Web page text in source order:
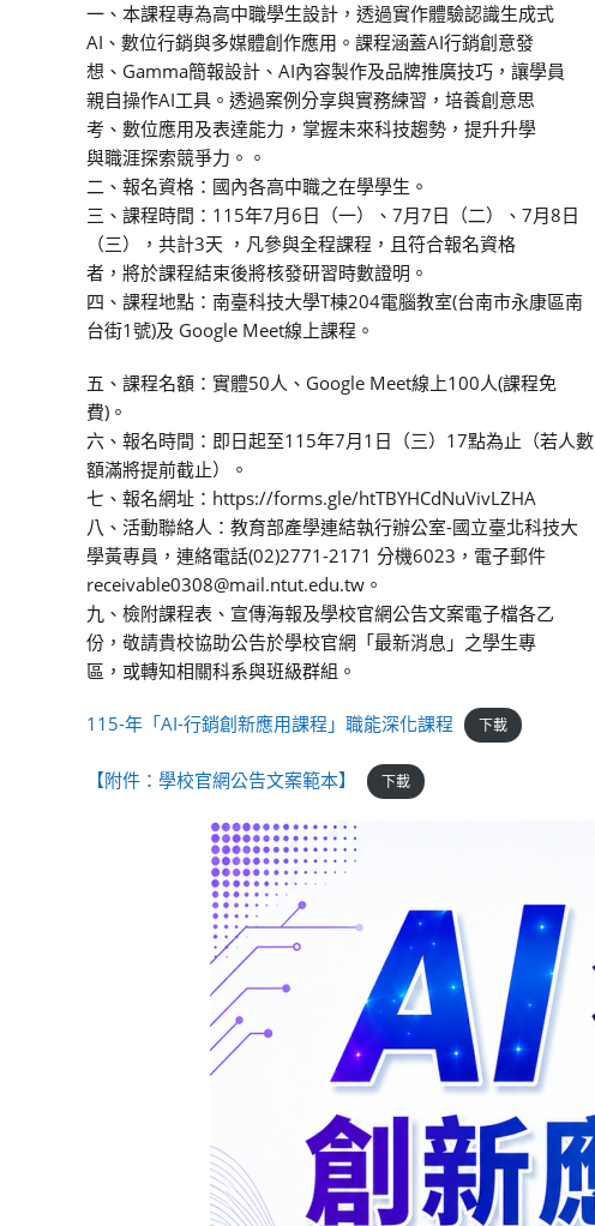
一、本課程專為高中職學生設計，透過實作體驗認識生成式
AI、數位行銷與多媒體創作應用。課程涵蓋AI行銷創意發
想、Gamma簡報設計、AI內容製作及品牌推廣技巧，讓學員
親自操作AI工具。透過案例分享與實務練習，培養創意思
考、數位應用及表達能力，掌握未來科技趨勢，提升升學
與職涯探索競爭力。。
二、報名資格：國內各高中職之在學學生。
三、課程時間：115年7月6日（一）、7月7日（二）、7月8日
（三），共計3天 ，凡參與全程課程，且符合報名資格
者，將於課程結束後將核發研習時數證明。
四、課程地點：南臺科技大學T棟204電腦教室(台南市永康區南
台街1號)及 Google Meet線上課程。
五、課程名額：實體50人、Google Meet線上100人(課程免
費)。
六、報名時間：即日起至115年7月1日（三）17點為止（若人數
額滿將提前截止）。
七、報名網址：https://forms.gle/htTBYHCdNuVivLZHA
八、活動聯絡人：教育部產學連結執行辦公室-國立臺北科技大
學黃專員，連絡電話(02)2771-2171 分機6023，電子郵件
receivable0308@mail.ntut.edu.tw。
九、檢附課程表、宣傳海報及學校官網公告文案電子檔各乙
份，敬請貴校協助公告於學校官網「最新消息」之學生專
區，或轉知相關科系與班級群組。
115-年「AI-行銷創新應用課程」職能深化課程 下載
【附件：學校官網公告文案範本】 下載